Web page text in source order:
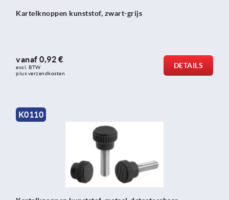
Kartelknoppen kunststof, zwart-grijs
vanaf 0,92 €
excl. BTW
plus verzendkosten
DETAILS
K0110